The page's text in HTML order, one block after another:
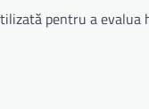
pentru a